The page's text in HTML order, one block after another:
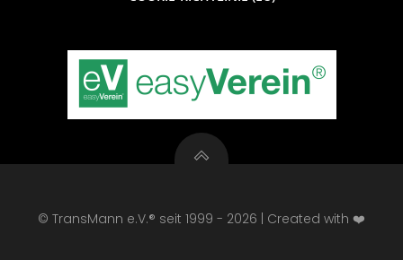
© TransMann e.V.® seit 1999 - 2026 | Created with ❤️